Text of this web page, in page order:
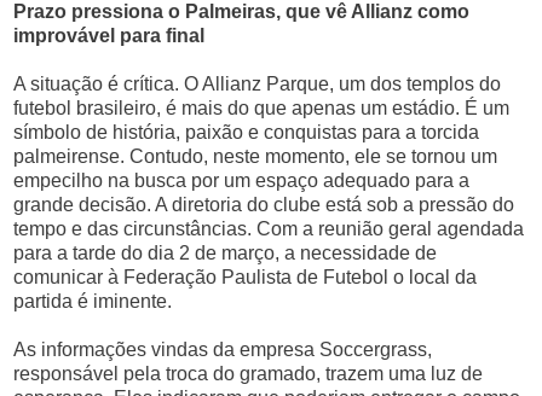
Prazo pressiona o Palmeiras, que vê Allianz como
improvável para final
A situação é crítica. O Allianz Parque, um dos templos do
futebol brasileiro, é mais do que apenas um estádio. É um
símbolo de história, paixão e conquistas para a torcida
palmeirense. Contudo, neste momento, ele se tornou um
empecilho na busca por um espaço adequado para a
grande decisão. A diretoria do clube está sob a pressão do
tempo e das circunstâncias. Com a reunião geral agendada
para a tarde do dia 2 de março, a necessidade de
comunicar à Federação Paulista de Futebol o local da
partida é iminente.
As informações vindas da empresa Soccergrass,
responsável pela troca do gramado, trazem uma luz de